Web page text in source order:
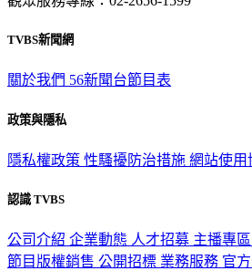
TVBS新聞網
關於我們 56新聞台節目表
政策與隱私
隱私權政策 性騷擾防治措施 網站使用
認識 TVBS
公司介紹 企業動態 人才招募 主播專區
節目版權銷售 公開招標 業務服務 官